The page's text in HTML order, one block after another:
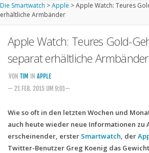
Startseite
Kommende Smartwatches
Marken und Modelle
Handytarife
Smartphonetarife
Datentarife
Die Smartwatch >Apple >Apple Watch: Teures
erhältliche Armbänder
Apple Watch: Teures Gold-
separat erhältliche Armbänder
VON TIM IN APPLE
— 21 FEB. 2015 UM 9:01—
Wie so oft in den letzten Wochen und
auch heute wieder neue Informationen zu
erscheinender, erster Smartwatch, der
Twitter-Benutzer Greg Koenig das